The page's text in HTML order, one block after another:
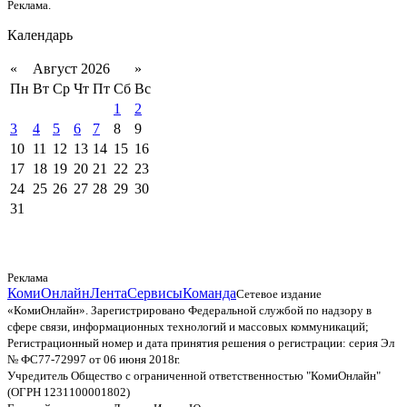
Реклама.
Календарь
« Август 2026
»
Пн Вт Ср Чт Пт Сб Вс
1
2
3
4 5 6 7 8
9
10 11 12 13 14 15 16
17 18 19 20 21 22 23
24 25 26 27 28 29 30
31
Реклама
КомиОнлайнЛентаСервисыКомандаСетевое издание
«КомиОнлайн». Зарегистрировано Федеральной службой по надзору в
сфере связи, информационных технологий и массовых коммуникаций;
Регистрационный номер и дата принятия решения о регистрации: серия Эл
№ ФС77-72997 от 06 июня 2018г.
Учредитель Общество с ограниченной ответственностью "КомиОнлайн"
(ОГРН 1231100001802)